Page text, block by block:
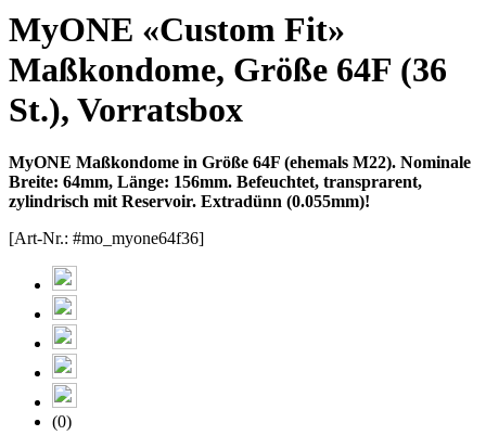
MyONE «Custom Fit»
Maßkondome, Größe 64F (36
St.), Vorratsbox
MyONE Maßkondome in Größe 64F (ehemals M22). Nominale
Breite: 64mm, Länge: 156mm. Befeuchtet, transprarent,
zylindrisch mit Reservoir. Extradünn (0.055mm)!
[Art-Nr.: #mo_myone64f36]
(0)